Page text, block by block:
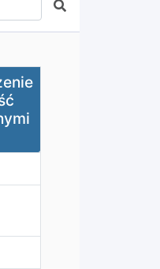
Szukaj
na pełnienie